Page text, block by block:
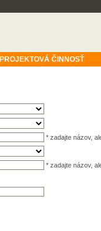
PROJEKTOVÁ ČINNOSŤ
* zadajte názov,
* zadajte názov,